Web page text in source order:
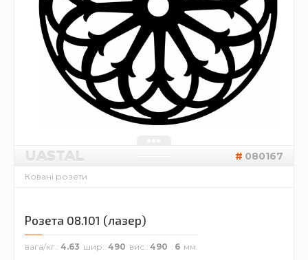
UASTAL 080167
Ковані розети
Розета 08.101 (лазер)
вага/кг. 4.63 шир. 490 вис. 490 6